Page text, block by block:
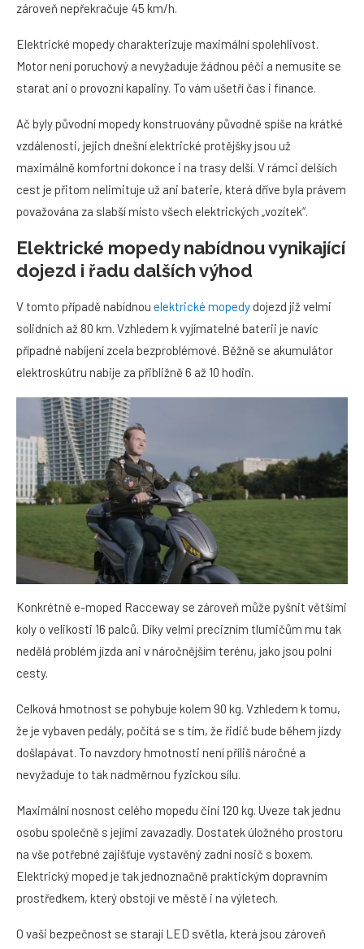
zároveň nepřekračuje 45 km/h.
Elektrické mopedy charakterizuje maximální spolehlivost.
Motor není poruchový a nevyžaduje žádnou péči a nemusíte se
starat ani o provozní kapaliny. To vám ušetří čas i finance.
Ač byly původní mopedy konstruovány původně spíše na krátké
vzdálenosti, jejich dnešní elektrické protějšky jsou už
maximálně komfortní dokonce i na trasy delší. V rámci delších
cest je přitom nelimituje už ani baterie, která dříve byla právem
považována za slabší místo všech elektrických „vozítek“.
Elektrické mopedy nabídnou vynikající
dojezd i řadu dalších výhod
V tomto případě nabídnou elektrické mopedy dojezd již velmi
solidních až 80 km. Vzhledem k vyjímatelné baterii je navíc
případné nabíjení zcela bezproblémové. Běžně se akumulátor
elektroskútru nabije za přibližně 6 až 10 hodin.
Konkrétně e-moped Racceway se zároveň může pyšnit většími
koly o velikosti 16 palců. Díky velmi precizním tlumičům mu tak
nedělá problém jízda ani v náročnějším terénu, jako jsou polní
cesty.
Celková hmotnost se pohybuje kolem 90 kg. Vzhledem k tomu,
že je vybaven pedály, počítá se s tím, že řidič bude během jízdy
došlapávat. To navzdory hmotnosti není příliš náročné a
nevyžaduje to tak nadměrnou fyzickou sílu.
Maximální nosnost celého mopedu činí 120 kg. Uveze tak jednu
osobu společně s jejími zavazadly. Dostatek úložného prostoru
na vše potřebné zajišťuje vystavěný zadní nosič s boxem.
Elektrický moped je tak jednoznačně praktickým dopravním
prostředkem, který obstojí ve městě i na výletech.
O vaši bezpečnost se starají LED světla, která jsou zároveň